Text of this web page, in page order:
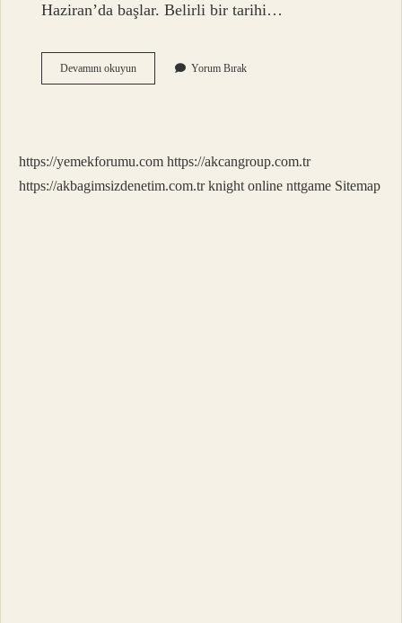
Haziran’da başlar. Belirli bir tarihi…
Devamını okuyunGavur
Nasıl
Yorum Bırak
https://yemekforumu.com https://akcangroup.com.tr
https://akbagimsizdenetim.com.tr knight online nttgame Sitemap